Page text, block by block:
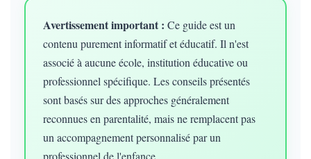
Avertissement important : Ce guide est un
contenu purement informatif et éducatif. Il n'est
associé à aucune école, institution éducative ou
professionnel spécifique. Les conseils présentés
sont basés sur des approches généralement
reconnues en parentalité, mais ne remplacent pas
un accompagnement personnalisé par un
professionnel de l'enfance.